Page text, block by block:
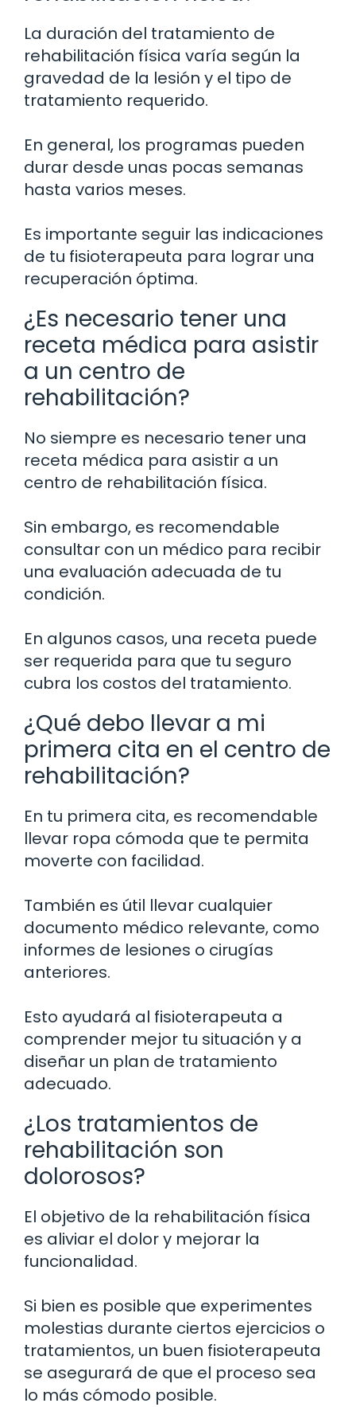
La duración del tratamiento de
rehabilitación física varía según la
gravedad de la lesión y el tipo de
tratamiento requerido.
En general, los programas pueden
durar desde unas pocas semanas
hasta varios meses.
Es importante seguir las indicaciones
de tu fisioterapeuta para lograr una
recuperación óptima.
¿Es necesario tener una
receta médica para asistir
a un centro de
rehabilitación?
No siempre es necesario tener una
receta médica para asistir a un
centro de rehabilitación física.
Sin embargo, es recomendable
consultar con un médico para recibir
una evaluación adecuada de tu
condición.
En algunos casos, una receta puede
ser requerida para que tu seguro
cubra los costos del tratamiento.
¿Qué debo llevar a mi
primera cita en el centro de
rehabilitación?
En tu primera cita, es recomendable
llevar ropa cómoda que te permita
moverte con facilidad.
También es útil llevar cualquier
documento médico relevante, como
informes de lesiones o cirugías
anteriores.
Esto ayudará al fisioterapeuta a
comprender mejor tu situación y a
diseñar un plan de tratamiento
adecuado.
¿Los tratamientos de
rehabilitación son
dolorosos?
El objetivo de la rehabilitación física
es aliviar el dolor y mejorar la
funcionalidad.
Si bien es posible que experimentes
molestias durante ciertos ejercicios o
tratamientos, un buen fisioterapeuta
se asegurará de que el proceso sea
lo más cómodo posible.